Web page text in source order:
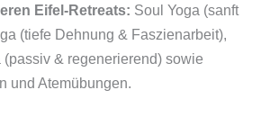
Eifel-Retreats: Soul Yoga (sanft
(tiefe Dehnung & Faszienarbeit),
(passiv & regenerierend) sowie
und Atemübungen.